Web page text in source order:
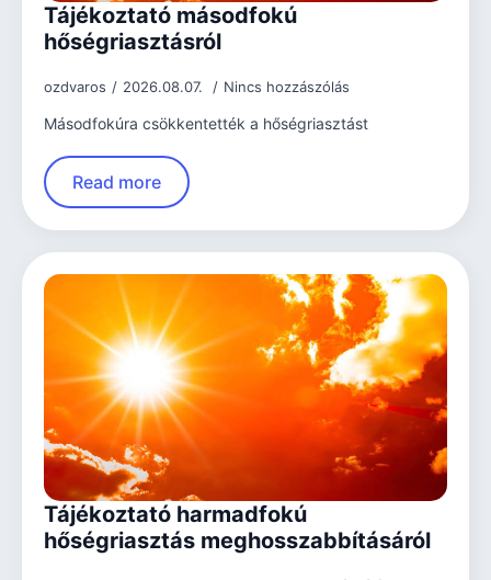
Tájékoztató másodfokú
hőségriasztásról
ozdvaros 2026.08.07. Nincs hozzászólás
Másodfokúra csökkentették a hőségriasztást
Read more
Tájékoztató harmadfokú
hőségriasztás meghosszabbításáról